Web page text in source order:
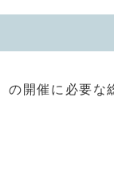
開催に必要な